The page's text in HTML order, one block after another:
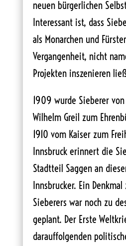
neuen bürgerlichen
Interessant ist, dass
als Monarchen und
Vergangenheit, nicht
Projekten inszenieren
1909 wurde Sieberer
Wilhelm Greil zum
1910 vom Kaiser zum
Innsbruck erinnert die
Stadtteil Saggen an
Innsbrucker. Ein Denkmal
Sieberers war noch zu
geplant. Der Erste
darauffolgenden